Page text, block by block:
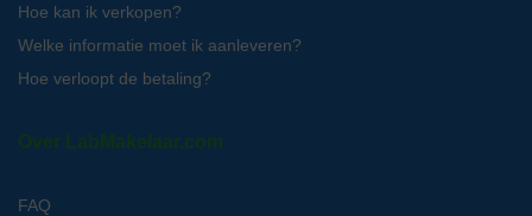
Hoe kan ik verkopen?
Welke informatie moet ik aanleveren?
Hoe verloopt de betaling?
Over LabMakelaar.com
FAQ